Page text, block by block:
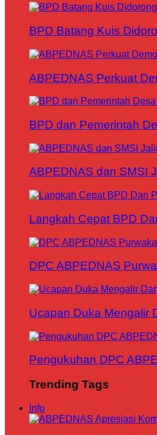
BPD Batang Kuis
ABPEDNAS Perkuat
BPD dan Pemerintah
ABPEDNAS dan SMSI
Langkah Cepat BPD
DPC ABPEDNAS
Ucapan Duka Mengalir
Pengukuhan DPC
Trending Tags
Info